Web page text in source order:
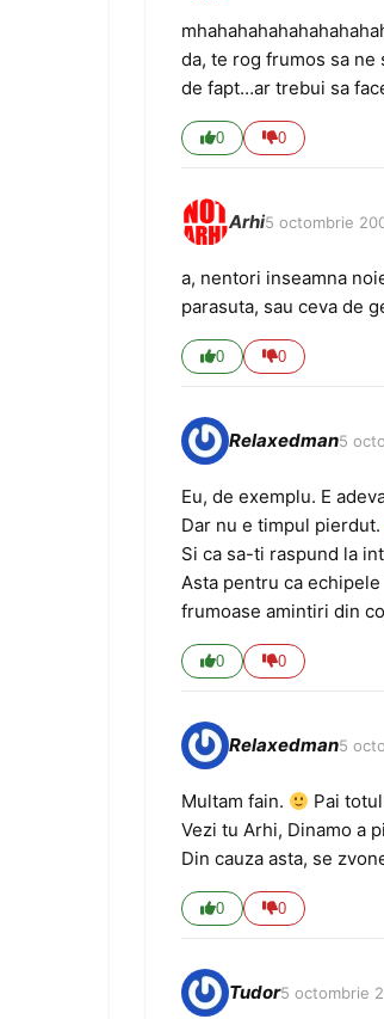
da, te rog frumos sa ne
de fapt…ar trebui sa
0 0
Arhi5 octombrie
a, nentori inseamna
parasuta, sau ceva de
0 0
Relaxedman5
Eu, de exemplu. E
Dar nu e timpul pierdut.
Si ca sa-ti raspund la
Asta pentru ca
frumoase amintiri din
0 0
Relaxedman5
Multam fain.
Pai
Vezi tu Arhi, Dinamo a
Din cauza asta, se
0 0
Tudor5 octombrie